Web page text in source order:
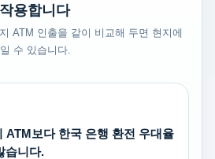
용합니다
ATM 인출을 같이 비교해 두면 현지에
수 있습니다.
ATM보다 한국 은행 환전 우대율
습니다.